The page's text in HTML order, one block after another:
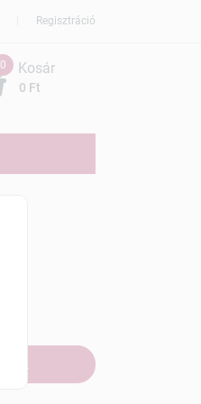
Regisztráció
0
0 Ft
Kosár